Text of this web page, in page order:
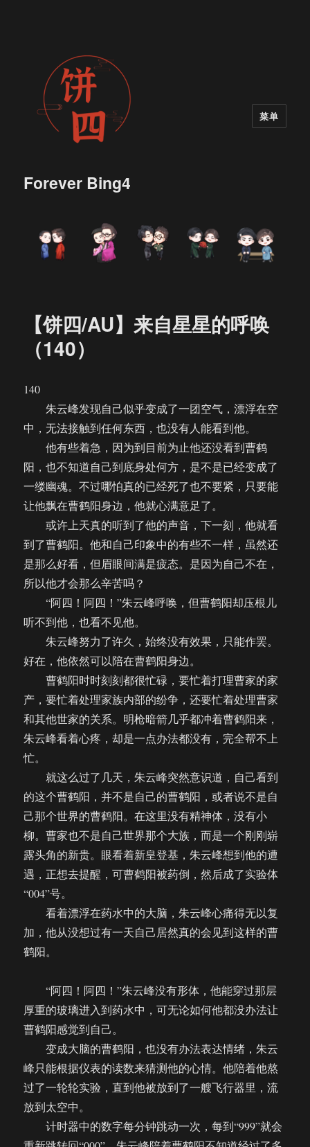
Forever Bing4
菜单
【饼四/AU】来自星星的呼唤
（140）
140
朱云峰发现自己似乎变成了一团空气，漂浮在空
中，无法接触到任何东西，也没有人能看到他。
他有些着急，因为到目前为止他还没看到曹鹤
阳，也不知道自己到底身处何方，是不是已经变成了
一缕幽魂。不过哪怕真的已经死了也不要紧，只要能
让他飘在曹鹤阳身边，他就心满意足了。
或许上天真的听到了他的声音，下一刻，他就看
到了曹鹤阳。他和自己印象中的有些不一样，虽然还
是那么好看，但眉眼间满是疲态。是因为自己不在，
所以他才会那么辛苦吗？
“阿四！阿四！”朱云峰呼唤，但曹鹤阳却压根儿
听不到他，也看不见他。
朱云峰努力了许久，始终没有效果，只能作罢。
好在，他依然可以陪在曹鹤阳身边。
曹鹤阳时时刻刻都很忙碌，要忙着打理曹家的家
产，要忙着处理家族内部的纷争，还要忙着处理曹家
和其他世家的关系。明枪暗箭几乎都冲着曹鹤阳来，
朱云峰看着心疼，却是一点办法都没有，完全帮不上
忙。
就这么过了几天，朱云峰突然意识道，自己看到
的这个曹鹤阳，并不是自己的曹鹤阳，或者说不是自
己那个世界的曹鹤阳。在这里没有精神体，没有小
柳。曹家也不是自己世界那个大族，而是一个刚刚崭
露头角的新贵。眼看着新皇登基，朱云峰想到他的遭
遇，正想去提醒，可曹鹤阳被药倒，然后成了实验体
“004”号。
看着漂浮在药水中的大脑，朱云峰心痛得无以复
加，他从没想过有一天自己居然真的会见到这样的曹
鹤阳。
“阿四！阿四！”朱云峰没有形体，他能穿过那层
厚重的玻璃进入到药水中，可无论如何他都没办法让
曹鹤阳感觉到自己。
变成大脑的曹鹤阳，也没有办法表达情绪，朱云
峰只能根据仪表的读数来猜测他的心情。他陪着他熬
过了一轮轮实验，直到他被放到了一艘飞行器里，流
放到太空中。
计时器中的数字每分钟跳动一次，每到“999”就会